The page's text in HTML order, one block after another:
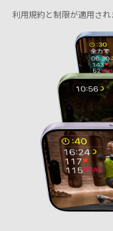
利用規約と制限が適用され